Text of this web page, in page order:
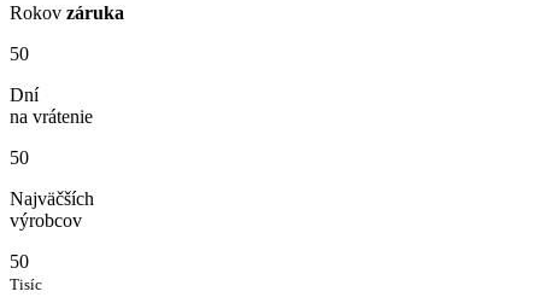
Rokov záruka
50
Dní
na vrátenie
50
Najväčších
výrobcov
50
Tisíc